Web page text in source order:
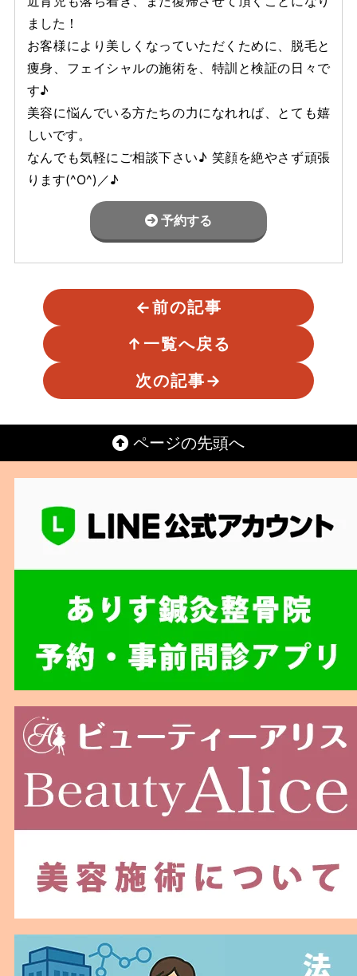
ました！
お客様により美しくなっていただくために、脱毛と
痩身、フェイシャルの施術を、特訓と検証の日々で
す♪
美容に悩んでいる方たちの力になれれば、とても嬉
しいです。
なんでも気軽にご相談下さい♪ 笑顔を絶やさず頑張
ります(^O^)／♪
予約する
←前の記事
↑ 一覧へ戻る
次の記事→
ページの先頭へ